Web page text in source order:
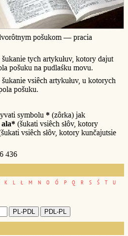
pošukom — pracia
šukanie tych artykułuv, kotory dajut
pošuku na pudlaśku movu.
šukanie vsiêch artykułuv, u kotorych
pošuku.
symbolu * (zôrka) jak
ala* (šukati vsiêch słôv, kotory
vsiêch słôv, kotory kunčajutsie
436
K L Ł M N O Ó P Q R S Ś T
U